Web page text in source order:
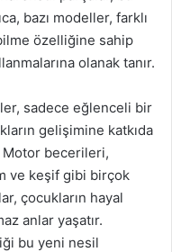
bazı modeller, farklı
özelliğine sahip
olanak tanır.
sadece eğlenceli bir
gelişimine katkıda
Motor becerileri,
ve keşif gibi birçok
çocukların hayal
anlar yaşatır.
bu yeni nesil